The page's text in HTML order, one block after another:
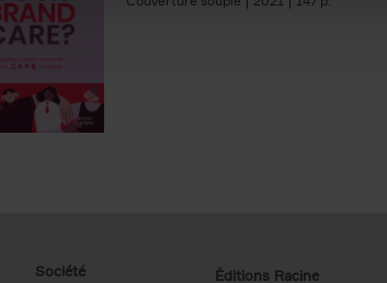
Société
Éditions Racine